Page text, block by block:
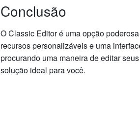
Conclusão
O Classic Editor é uma opção
recursos personalizáveis e uma
procurando uma maneira de editar
solução ideal para você.